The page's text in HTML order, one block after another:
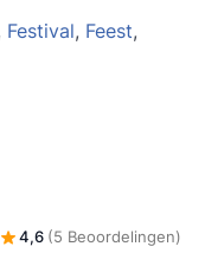
Festival, Feest,
4,6 (5 Beoordelingen)